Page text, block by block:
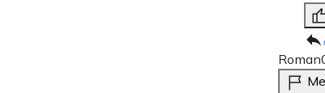
Roman